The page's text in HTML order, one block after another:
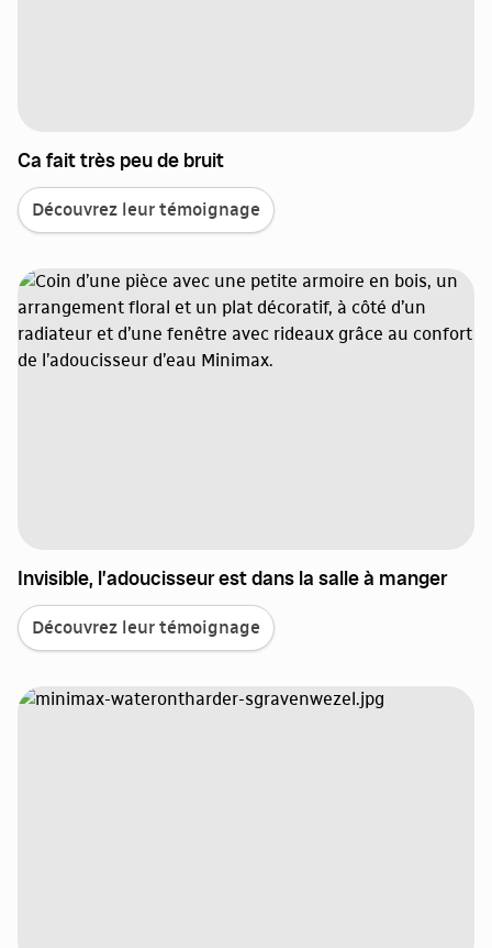
Ca fait très peu de bruit
Découvrez leur témoignage
Invisible, l’adoucisseur est dans la salle à manger
Découvrez leur témoignage